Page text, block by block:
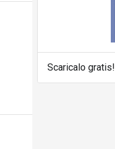
Scaricalo gratis!